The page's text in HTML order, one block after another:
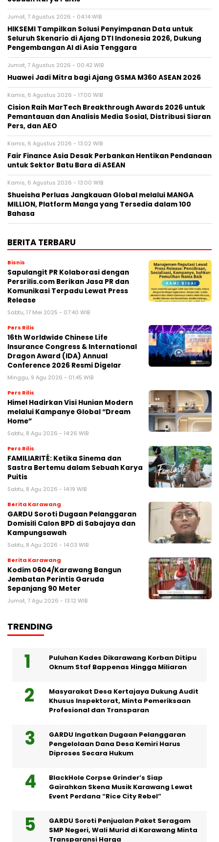
Jumat, 7 Agustus 2026 - 04:14 WIB
HIKSEMI Tampilkan Solusi Penyimpanan Data untuk
Seluruh Skenario di Ajang DTI Indonesia 2026, Dukung
Pengembangan AI di Asia Tenggara
Jumat, 7 Agustus 2026 - 00:42 WIB
Huawei Jadi Mitra bagi Ajang GSMA M360 ASEAN 2026
Kamis, 6 Agustus 2026 - 17:00 WIB
Cision Raih MarTech Breakthrough Awards 2026 untuk
Pemantauan dan Analisis Media Sosial, Distribusi Siaran
Pers, dan AEO
Kamis, 6 Agustus 2026 - 13:02 WIB
Fair Finance Asia Desak Perbankan Hentikan Pendanaan
untuk Sektor Batu Bara di ASEAN
Kamis, 6 Agustus 2026 - 13:00 WIB
Shueisha Perluas Jangkauan Global melalui MANGA
MILLION, Platform Manga yang Tersedia dalam 100
Bahasa
BERITA TERBARU
Bisnis
Sapulangit PR Kolaborasi dengan
Persrilis.com Berikan Jasa PR dan
Komunikasi Terpadu Lewat Press
Release
Sabtu, 17 Mei 2025 - 07:40 WIB
Pers Rilis
16th Worldwide Chinese Life
Insurance Congress & International
Dragon Award (IDA) Annual
Conference 2026 Resmi Digelar
Minggu, 9 Agu 2026 - 01:45 WIB
Pers Rilis
Himel Hadirkan Visi Hunian Modern
melalui Kampanye Global “Dream
Home”
Sabtu, 8 Agu 2026 - 14:26 WIB
Pers Rilis
FAMILIARITÉ: Ketika Sinema dan
Sastra Bertemu dalam Sebuah Karya
Puitis
Sabtu, 8 Agu 2026 - 14:19 WIB
Berita Karawang
GARDU Soroti Dugaan Pelanggaran
Domisili Calon BPD di Sabajaya dan
Kampungsawah
Sabtu, 8 Agu 2026 - 14:03 WIB
Berita Karawang
Kodim 0604/Karawang Bangun
Jembatan Perintis Garuda
Sepanjang 90 Meter
Jumat, 7 Agu 2026 - 13:12 WIB
TRENDING
Puluhan Kades Dikarawang Korban Ditipu
Oknum Staf Bappenas Hingga Miliaran
Masyarakat Desa Kertajaya Dukung Audit
Khusus Inspektorat, Minta Pemeriksaan
Profesional dan Transparan
GARDU Ingatkan Dugaan Pelanggaran
Pengelolaan Dana Desa Kemiri Harus
Diproses Secara Hukum
BlackHole Corpse Grinder’s Siap
Gairahkan Skena Musik Karawang Lewat
Event Perdana “Rice City Rebel”
GARDU Soroti Penjualan Paket Seragam
SMP Negeri, Wali Murid di Karawang Minta
Transparansi Harga